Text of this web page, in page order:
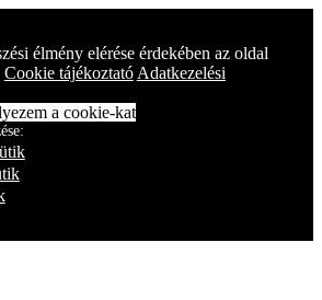
élmény elérése érdekében az oldal
Cookie tájékoztató Adatkezelési
a cookie-kat